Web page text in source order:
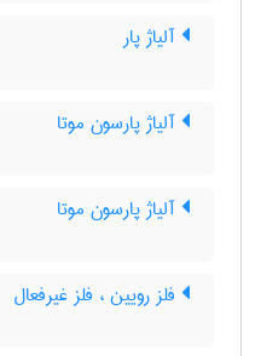
آلیاژ پار
آلیاژ پارسون موتا
آلیاژ پارسون موتا
فلز رویین ، فلز غیرفعال